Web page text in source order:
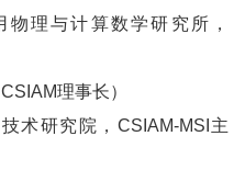
理与计算数学研究所，
理事长）
术研究院，CSIAM-MSI主